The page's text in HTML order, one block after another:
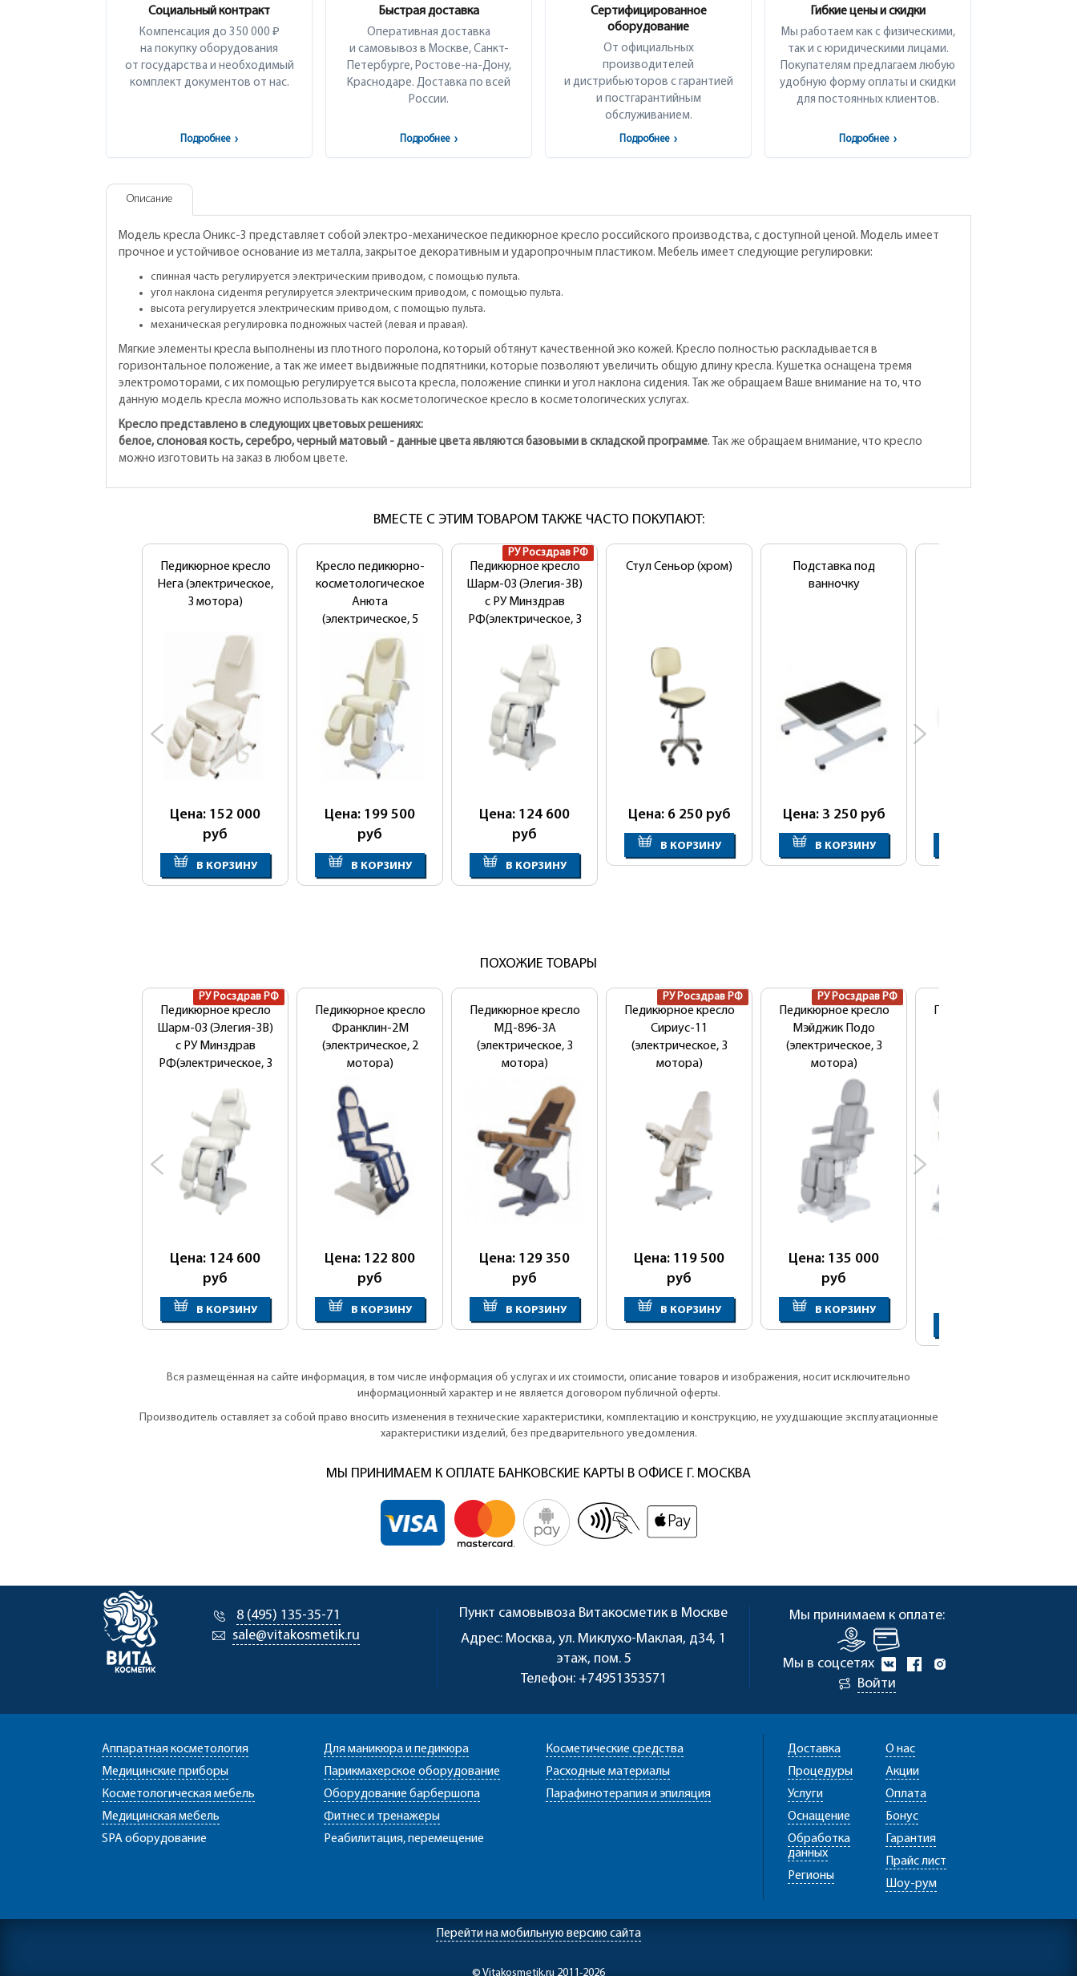
Социальный контракт
Компенсация до 350 000 ₽
на покупку оборудования
от государства и необходимый
комплект документов от нас.
Подробнее ›
Быстрая доставка
Оперативная доставка
и самовывоз в Москве, Санкт-
Петербурге, Ростове-на-Дону,
Краснодаре. Доставка по всей
России.
Подробнее ›
Сертифицированное
оборудование
От официальных
производителей
и дистрибьюторов с гарантией
и постгарантийным
обслуживанием.
Подробнее ›
Гибкие цены и скидки
Мы работаем как с физическими,
так и с юридическими лицами.
Покупателям предлагаем любую
удобную форму оплаты и скидки
для постоянных клиентов.
Подробнее ›
Описание
Модель кресла Оникс-3 представляет собой электро-механическое педикюрное кресло российского производства, с доступной ценой. Модель имеет
прочное и устойчивое основание из металла, закрытое декоративным и ударопрочным пластиком. Мебель имеет следующие регулировки:
спинная часть регулируется электрическим приводом, с помощью пульта.
угол наклона сиденmя регулируется электрическим приводом, с помощью пульта.
высота регулируется электрическим приводом, с помощью пульта.
механическая регулировка подножных частей (левая и правая).
Мягкие элементы кресла выполнены из плотного поролона, который обтянут качественной эко кожей. Кресло полностью раскладывается в
горизонтальное положение, а так же имеет выдвижные подпятники, которые позволяют увеличить общую длину кресла. Кушетка оснащена тремя
электромоторами, с их помощью регулируется высота кресла, положение спинки и угол наклона сидения. Так же обращаем Ваше внимание на то, что
данную модель кресла можно использовать как косметологическое кресло в косметологических услугах.
Кресло представлено в следующих цветовых решениях:
белое, слоновая кость, серебро, черный матовый - данные цвета являются базовыми в складской программе. Так же обращаем внимание, что кресло
можно изготовить на заказ в любом цвете.
ВМЕСТЕ С ЭТИМ ТОВАРОМ ТАКЖЕ ЧАСТО ПОКУПАЮТ:
Педикюрное кресло
Нега (электрическое,
3 мотора)
Цена: 152 000
руб
В КОРЗИНУ
Кресло педикюрно-
косметологическое
Анюта
(электрическое, 5
моторов)
Цена: 199 500
руб
В КОРЗИНУ
РУ Росздрав РФ
Педикюрное кресло
Шарм-03 (Элегия-3В)
с РУ Минздрав
РФ(электрическое, 3
Цена: 124 600
руб
В КОРЗИНУ
Стул Сеньор (хром)
Цена: 6 250 руб
В КОРЗИНУ
Подставка под
ванночку
Цена: 3 250 руб
В КОРЗИНУ
ПОХОЖИЕ ТОВАРЫ
РУ Росздрав РФ
Педикюрное кресло
Шарм-03 (Элегия-3В)
с РУ Минздрав
РФ(электрическое, 3
Цена: 124 600
руб
В КОРЗИНУ
Педикюрное кресло
Франклин-2М
(электрическое, 2
мотора)
Цена: 122 800
руб
В КОРЗИНУ
Педикюрное кресло
МД-896-3А
(электрическое, 3
мотора)
Цена: 129 350
руб
В КОРЗИНУ
РУ Росздрав РФ
Педикюрное кресло
Сириус-11
(электрическое, 3
мотора)
Цена: 119 500
руб
В КОРЗИНУ
РУ Росздрав РФ
Педикюрное кресло
Мэйджик Подо
(электрическое, 3
мотора)
Цена: 135 000
руб
В КОРЗИНУ
Вся размещённая на сайте информация, в том числе информация об услугах и их стоимости, описание товаров и изображения, носит исключительно
информационный характер и не является договором публичной оферты.
Производитель оставляет за собой право вносить изменения в технические характеристики, комплектацию и конструкцию, не ухудшающие эксплуатационные
характеристики изделий, без предварительного уведомления.
МЫ ПРИНИМАЕМ К ОПЛАТЕ БАНКОВСКИЕ КАРТЫ В ОФИСЕ Г. МОСКВА
8 (495) 135-35-71
sale@vitakosmetik.ru
Пункт самовывоза Витакосметик в Москве
Адрес: Москва, ул. Миклухо-Маклая, д34, 1
этаж, пом. 5
Телефон: +74951353571
Мы принимаем к оплате:
Мы в соцсетях
Войти
Аппаратная косметология
Медицинские приборы
Косметологическая мебель
Медицинская мебель
SPA оборудование
Для маникюра и педикюра
Парикмахерское оборудование
Оборудование барбершопа
Фитнес и тренажеры
Реабилитация, перемещение
Косметические средства
Расходные материалы
Парафинотерапия и эпиляция
Доставка
Процедуры
Услуги
Оснащение
Обработка
данных
Регионы
О нас
Акции
Оплата
Бонус
Гарантия
Прайс лист
Шоу-рум
Перейти на мобильную версию сайта
© Vitakosmetik.ru 2011-2026